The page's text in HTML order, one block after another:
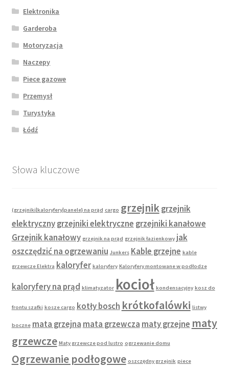
Elektronika
Garderoba
Motoryzacja
Naczepy
Piece gazowe
Przemysł
Turystyka
Łódź
Słowa kluczowe
(grzejniki|kaloryfery|panele} na prąd cargo grzejnik grzejnik
elektryczny grzejniki elektryczne grzejniki kanałowe
Grzejnik kanałowy grzejnik na prąd grzejnik łazienkowy jak
oszczędzić na ogrzewaniu Junkers Kable grzejne kable
grzewcze Elektra kaloryfer kaloryfery Kaloryfery montowane w podłodze
kaloryfery na prąd klimatyzator kocioł kondensacyjny kosz do
frontu szafki kosze cargo kotły bosch krótkofalówki listwy
boczne mata grzejna mata grzewcza maty grzejne maty
grzewcze Maty grzewcze pod lustro ogrzewanie domu
Ogrzewanie podłogowe oszczędny grzejnik piece